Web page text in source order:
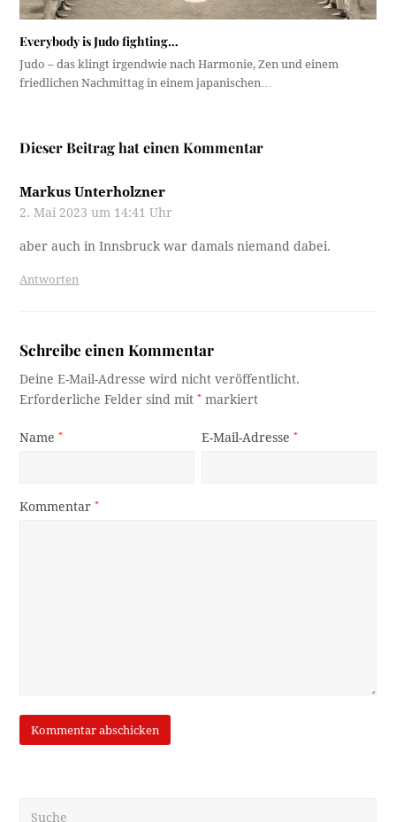
Everybody is Judo fighting…
Judo – das klingt irgendwie nach Harmonie, Zen und einem
friedlichen Nachmittag in einem japanischen…
Dieser Beitrag hat einen Kommentar
Markus Unterholzner
2. Mai 2023 um 14:41 Uhr
aber auch in Innsbruck war damals niemand dabei.
Antworten
Schreibe einen Kommentar
Deine E-Mail-Adresse wird nicht veröffentlicht.
Erforderliche Felder sind mit* markiert
Name* E-Mail-Adresse*
Kommentar*